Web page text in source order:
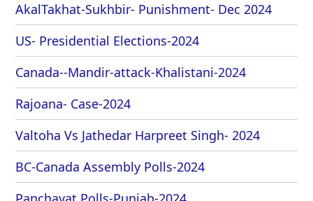
AkalTakhat-Sukhbir- Punishment- Dec 2024
US- Presidential Elections-2024
Canada--Mandir-attack-Khalistani-2024
Rajoana- Case-2024
Valtoha Vs Jathedar Harpreet Singh- 2024
BC-Canada Assembly Polls-2024